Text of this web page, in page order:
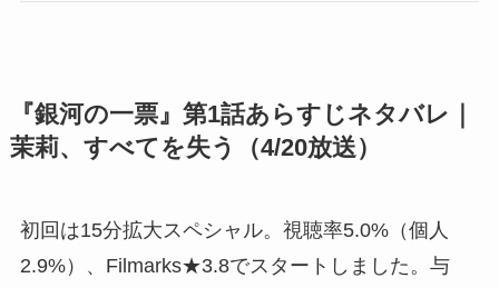
『銀河の一票』第1話あらすじネタバレ｜
茉莉、すべてを失う（4/20放送）
初回は15分拡大スペシャル。視聴率5.0%（個人
2.9%）、Filmarks★3.8でスタートしました。与